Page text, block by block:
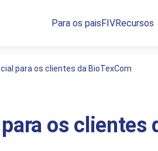
Para os paisFIVRecursos
para os clientes da BioTexCom
os clientes